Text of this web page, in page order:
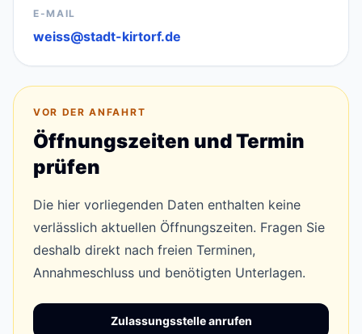
E-MAIL
weiss@stadt-kirtorf.de
VOR DER ANFAHRT
Öffnungszeiten und Termin
prüfen
Die hier vorliegenden Daten enthalten keine
verlässlich aktuellen Öffnungszeiten. Fragen Sie
deshalb direkt nach freien Terminen,
Annahmeschluss und benötigten Unterlagen.
Zulassungsstelle anrufen